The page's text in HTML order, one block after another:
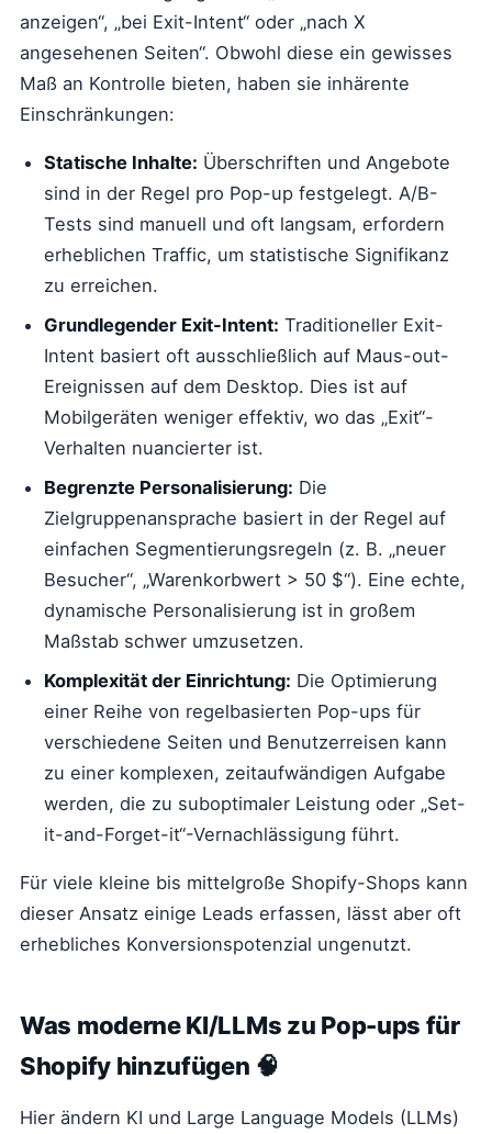
anzeigen“, „bei Exit-Intent“ oder „nach X
angesehenen Seiten“. Obwohl diese ein gewisses
Maß an Kontrolle bieten, haben sie inhärente
Einschränkungen:
Statische Inhalte: Überschriften und Angebote
sind in der Regel pro Pop-up festgelegt. A/B-
Tests sind manuell und oft langsam, erfordern
erheblichen Traffic, um statistische Signifikanz
zu erreichen.
Grundlegender Exit-Intent: Traditioneller Exit-
Intent basiert oft ausschließlich auf Maus-out-
Ereignissen auf dem Desktop. Dies ist auf
Mobilgeräten weniger effektiv, wo das „Exit“-
Verhalten nuancierter ist.
Begrenzte Personalisierung: Die
Zielgruppenansprache basiert in der Regel auf
einfachen Segmentierungsregeln (z. B. „neuer
Besucher“, „Warenkorbwert > 50 $“). Eine echte,
dynamische Personalisierung ist in großem
Maßstab schwer umzusetzen.
Komplexität der Einrichtung: Die Optimierung
einer Reihe von regelbasierten Pop-ups für
verschiedene Seiten und Benutzerreisen kann
zu einer komplexen, zeitaufwändigen Aufgabe
werden, die zu suboptimaler Leistung oder „Set-
it-and-Forget-it“-Vernachlässigung führt.
Für viele kleine bis mittelgroße Shopify-Shops kann
dieser Ansatz einige Leads erfassen, lässt aber oft
erhebliches Konversionspotenzial ungenutzt.
Was moderne KI/LLMs zu Pop-ups für
Shopify hinzufügen 🧠
Hier ändern KI und Large Language Models (LLMs)